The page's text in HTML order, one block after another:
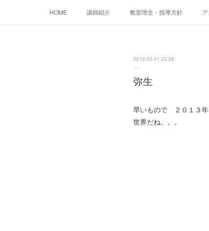
HOME 講師紹介 教室理念・指導方針
2013.03.01 23:26
弥生
早いもので ２０１３年
世界だね。。。